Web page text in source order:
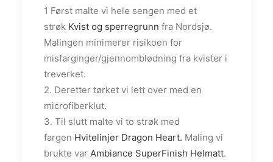
1 Først malte vi hele sengen med et
strøk Kvist og sperregrunn fra Nordsjø.
Malingen minimerer risikoen for
misfarginger/gjennomblødning fra kvister i
treverket.
2. Deretter tørket vi lett over med en
microfiberklut.
3. Til slutt malte vi to strøk med
fargen Hvitelinjer Dragon Heart. Maling vi
brukte var Ambiance SuperFinish Helmatt.